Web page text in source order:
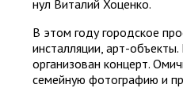
нул Виталий Хоценко.
В этом году городское
инсталляции, арт-
организован концерт.
семейную фотографию и